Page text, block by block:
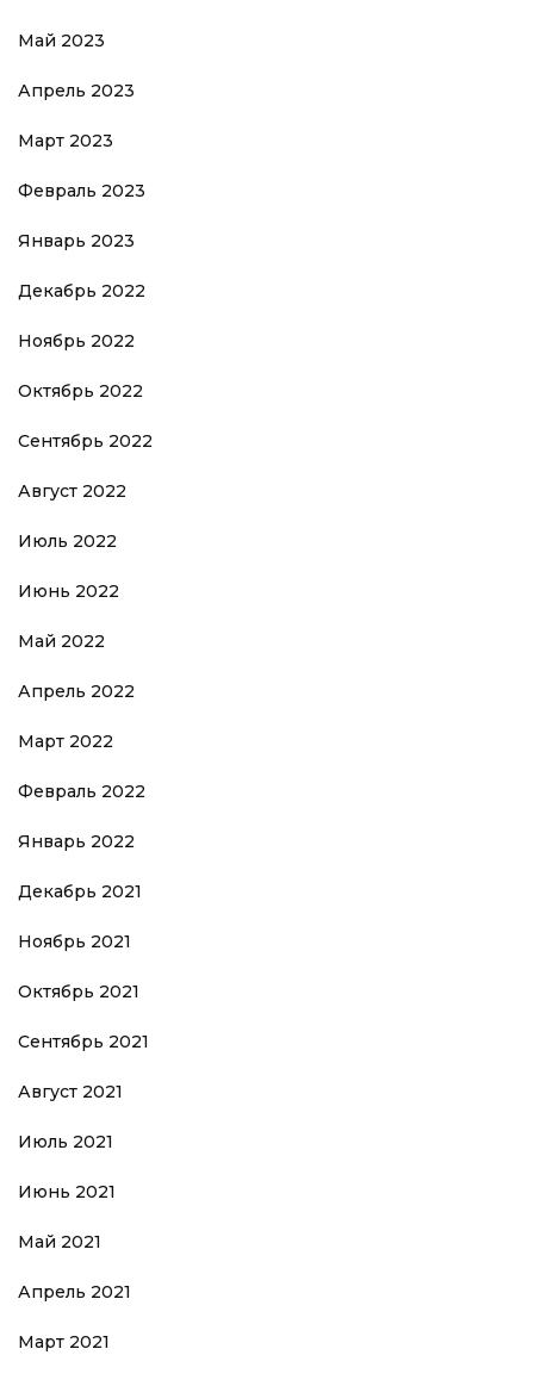
Май 2023
Апрель 2023
Март 2023
Февраль 2023
Январь 2023
Декабрь 2022
Ноябрь 2022
Октябрь 2022
Сентябрь 2022
Август 2022
Июль 2022
Июнь 2022
Май 2022
Апрель 2022
Март 2022
Февраль 2022
Январь 2022
Декабрь 2021
Ноябрь 2021
Октябрь 2021
Сентябрь 2021
Август 2021
Июль 2021
Июнь 2021
Май 2021
Апрель 2021
Март 2021